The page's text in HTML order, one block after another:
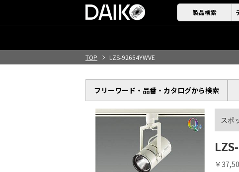
製品検索
TOP
LZS-92654YWVE
フリーワード・品番・ カタログから検索
スポ
￥